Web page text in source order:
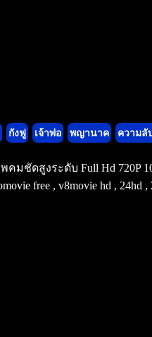
กังฟู เจ้าพ่อ พญานาค ความลั
มชัดสูงระดับ Full Hd 720P
, v8movie hd , 24hd ,